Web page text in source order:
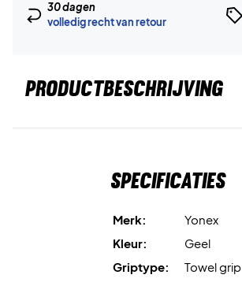
30 dagen
volledig recht van retour
PRODUCTBESCHRIJVING
Specificaties
Merk:
Yonex
Kleur:
Geel
Griptype:
Towel grip